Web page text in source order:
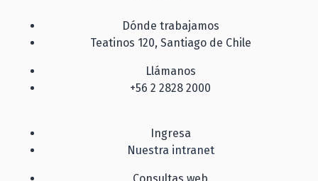
Dónde trabajamos
Teatinos 120, Santiago de Chile
Llámanos
+56 2 2828 2000
Ingresa
Nuestra intranet